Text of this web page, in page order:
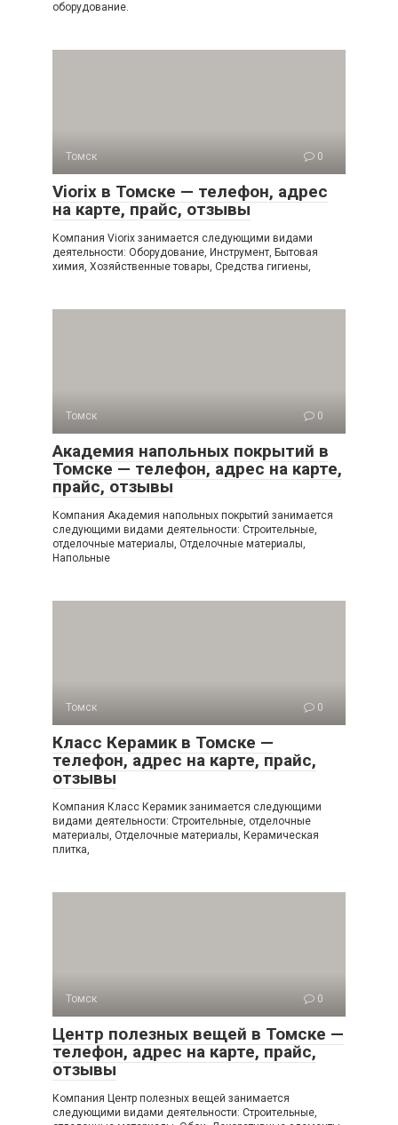
оборудование.
Томск 0
Viorix в Томске — телефон, адрес
на карте, прайс, отзывы
Компания Viorix занимается следующими видами
деятельности: Оборудование, Инструмент, Бытовая
химия, Хозяйственные товары, Средства гигиены,
Томск 0
Академия напольных покрытий в
Томске — телефон, адрес на карте,
прайс, отзывы
Компания Академия напольных покрытий занимается
следующими видами деятельности: Строительные,
отделочные материалы, Отделочные материалы,
Напольные
Томск 0
Класс Керамик в Томске —
телефон, адрес на карте, прайс,
отзывы
Компания Класс Керамик занимается следующими
видами деятельности: Строительные, отделочные
материалы, Отделочные материалы, Керамическая
плитка,
Томск 0
Центр полезных вещей в Томске —
телефон, адрес на карте, прайс,
отзывы
Компания Центр полезных вещей занимается
следующими видами деятельности: Строительные,